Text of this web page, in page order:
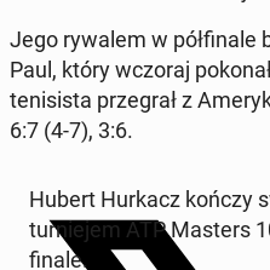
Jego rywalem w pół­fi­na­le
Paul, który wczoraj
te­ni­si­sta prze­grał z
6:7 (4-7), 3:6.
Hubert Hurkacz kończy
tur­nie­jem ATP Masters
fi­na­le.